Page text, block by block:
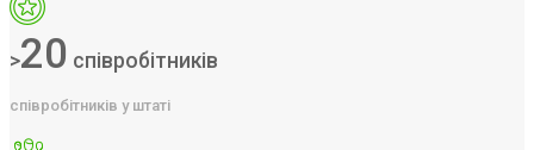
>20 співробітників
співробітників у штаті